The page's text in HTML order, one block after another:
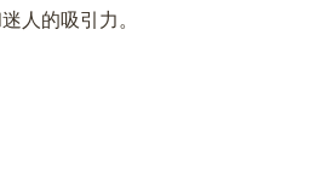
人的吸引力。